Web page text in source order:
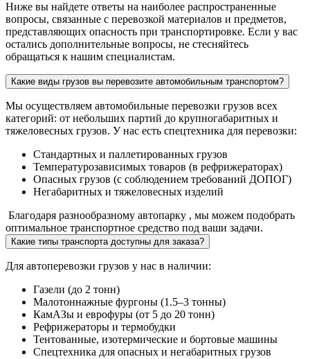
Ниже вы найдете ответы на наиболее распространенные
вопросы, связанные с перевозкой материалов и предметов,
представляющих опасность при транспортировке. Если у вас
остались дополнительные вопросы, не стесняйтесь
обращаться к нашим специалистам.
Какие виды грузов вы перевозите автомобильным транспортом?
Мы осуществляем автомобильные перевозки грузов всех
категорий: от небольших партий до крупногабаритных и
тяжеловесных грузов. У нас есть спецтехника для перевозки:
Стандартных и паллетированных грузов
Температурозависимых товаров (в рефрижераторах)
Опасных грузов (с соблюдением требований ДОПОГ)
Негабаритных и тяжеловесных изделий
Благодаря разнообразному автопарку , мы можем подобрать
оптимальное транспортное средство под ваши задачи.
Какие типы транспорта доступны для заказа?
Для автоперевозки грузов у нас в наличии:
Газели (до 2 тонн)
Малотоннажные фургоны (1.5–3 тонны)
КамАЗы и еврофуры (от 5 до 20 тонн)
Рефрижераторы и термобудки
Тентованные, изотермические и бортовые машины
Спецтехника для опасных и негабаритных грузов